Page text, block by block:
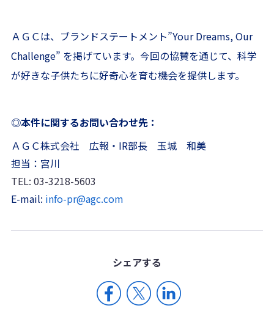
ＡＧＣは、ブランドステートメント”Your Dreams, Our
Challenge” を掲げています。今回の協賛を通じて、科学
が好きな子供たちに好奇心を育む機会を提供します。
◎本件に関するお問い合わせ先：
ＡＧＣ株式会社 広報・IR部長 玉城 和美
担当：宮川
TEL: 03-3218-5603
E-mail: info-pr@agc.com
シェアする